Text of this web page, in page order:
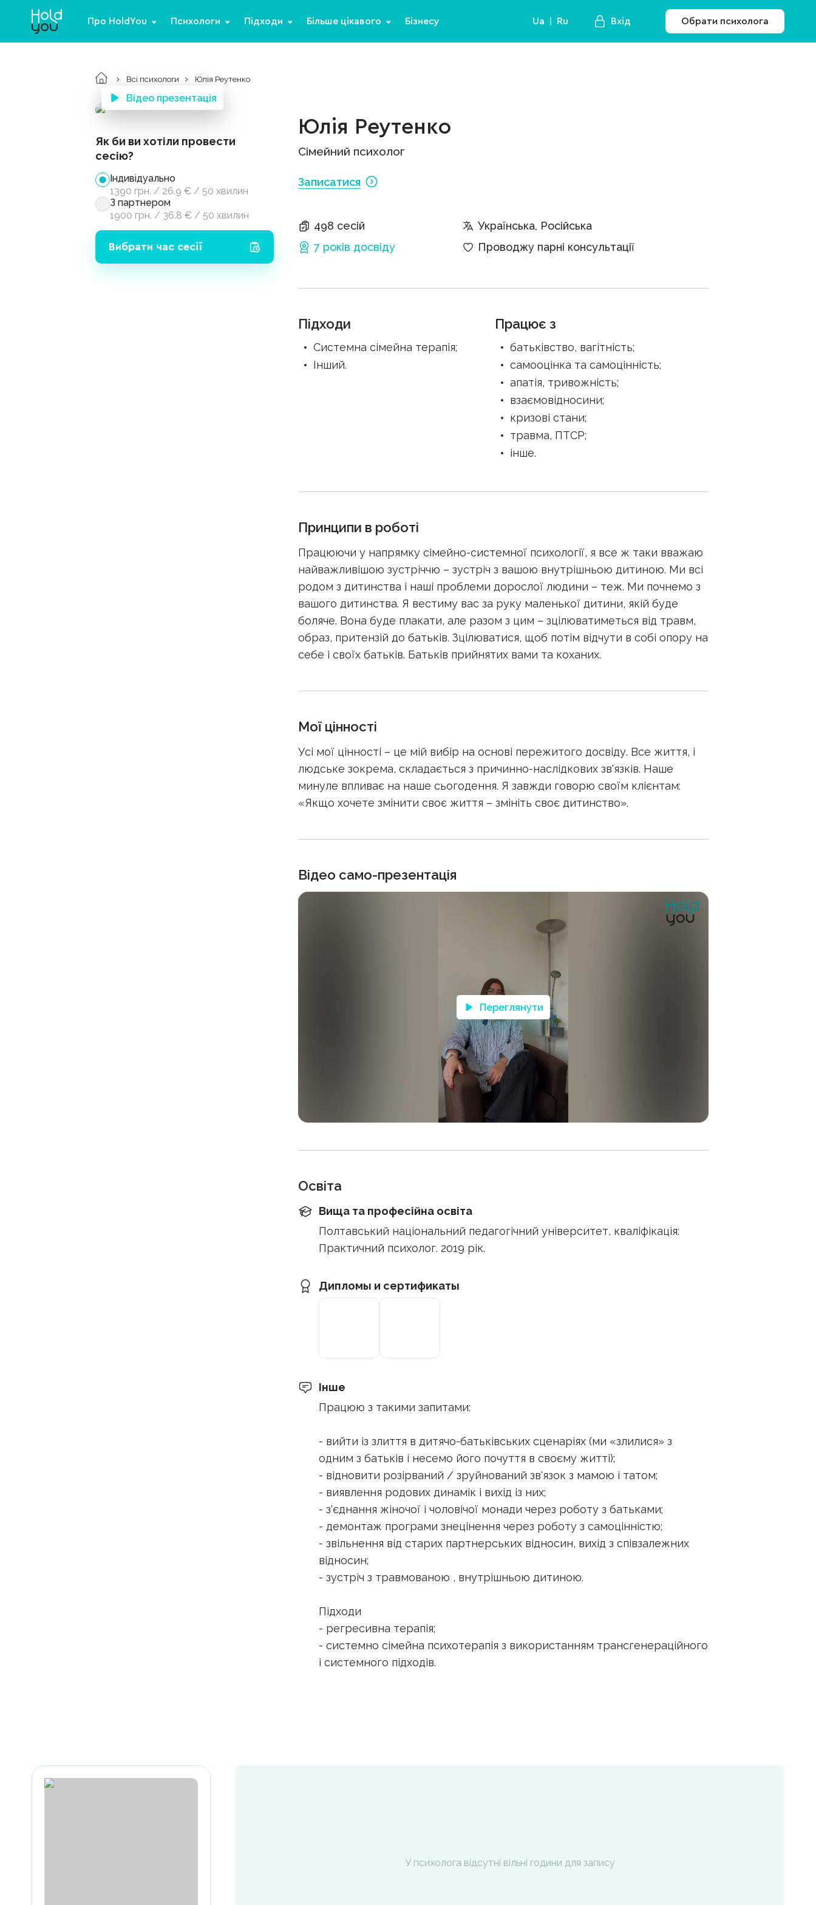
Про HoldYou Психологи Підходи Більше цікавого Бізнесу Ua Ru Вхід Обрати психолога
Всі психологи Юлія Реутенко
Відео презентація
Як би ви хотіли провести
сесію?
Індивідуально
1390 грн. / 26.9 € / 50 хвилин
З партнером
1900 грн. / 36.8 € / 50 хвилин
Вибрати час сесії
Юлія Реутенко
Сімейний психолог
Записатися
498 сесій
7 років досвіду
Українська, Російська
Проводжу парні консультації
Підходи
Системна сімейна терапія;
Інший.
Працює з
батьківство, вагітність;
самооцінка та самоцінність;
апатія, тривожність;
взаємовідносини;
кризові стани;
травма, ПТСР;
інше.
Принципи в роботі
Працюючи у напрямку сімейно-системної психології, я все ж таки вважаю
найважливішою зустріччю – зустріч з вашою внутрішньою дитиною. Ми всі
родом з дитинства і наші проблеми дорослої людини – теж. Ми почнемо з
вашого дитинства. Я вестиму вас за руку маленької дитини, якій буде
боляче. Вона буде плакати, але разом з цим – зцілюватиметься від травм,
образ, притензій до батьків. Зцілюватися, щоб потім відчути в собі опору на
себе і своїх батьків. Батьків прийнятих вами та коханих.
Мої цінності
Усі мої цінності – це мій вибір на основі пережитого досвіду. Все життя, і
людське зокрема, складається з причинно-наслідкових зв'язків. Наше
минуле впливає на наше сьогодення. Я завжди говорю своїм клієнтам:
«Якщо хочете змінити своє життя – змініть своє дитинство».
Відео само-презентація
Переглянути
Освіта
Вища та професійна освіта
Полтавський національний педагогічний університет, кваліфікація:
Практичний психолог. 2019 рік.
Дипломы и сертификаты
Інше
Працюю з такими запитами:
- вийти із злиття в дитячо-батьківських сценаріях (ми «злилися» з
одним з батьків і несемо його почуття в своєму житті);
- відновити розірваний / зруйнований зв'язок з мамою і татом;
- виявлення родових динамік і вихід із них;
- з'єднання жіночої і чоловічої монади через роботу з батьками;
- демонтаж програми знецінення через роботу з самоцінністю;
- звільнення від старих партнерських відносин, вихід з співзалежних
відносин;
- зустріч з травмованою , внутрішньою дитиною.
Підходи
- регресивна терапія;
- системно сімейна психотерапія з використанням трансгенераційного
і системного підходів.
У психолога відсутні вільні години для запису